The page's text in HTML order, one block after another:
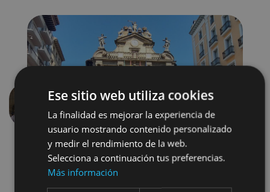
Aurrekoa
Ese sitio web utiliza cookies
La finalidad es mejorar la experiencia de
usuario mostrando contenido personalizado
y medir el rendimiento de la web.
Selecciona a continuación tus preferencias.
Más información